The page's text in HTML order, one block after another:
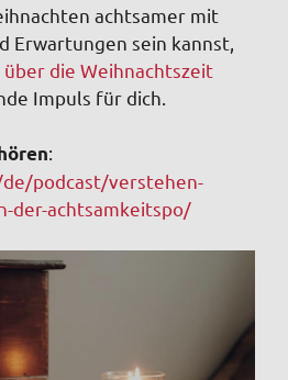
achtsamer mit
Erwartungen sein kannst,
über die Weihnachtszeit
Impuls für dich.
:
podcast/verstehen-
der-achtsamkeitspo/